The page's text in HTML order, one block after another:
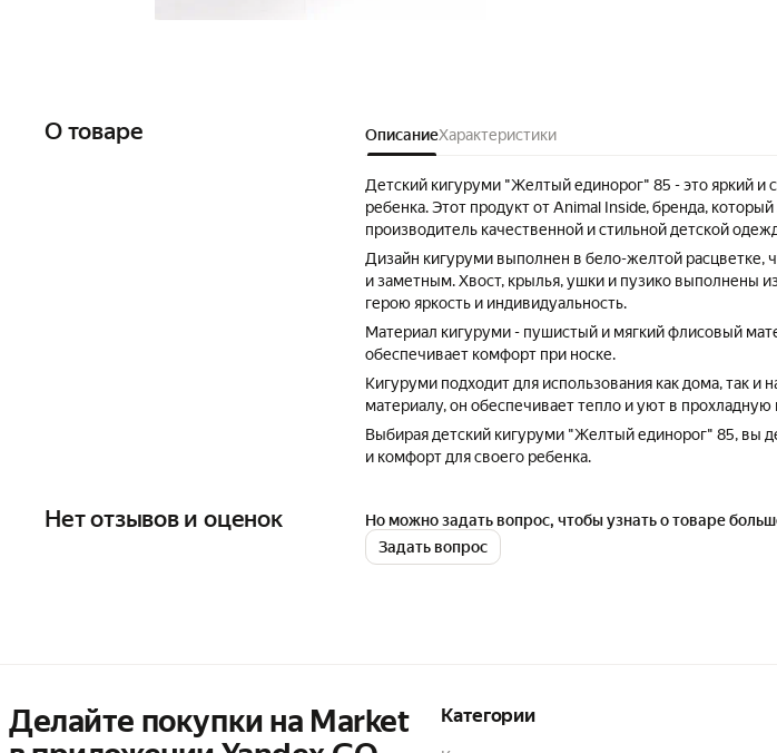
О товаре ОписаниеХарактеристики
Детский кигуруми "Желтый единорог" 85 - это яркий и
ребенка. Этот продукт от Animal Inside, бренда,
производитель качественной и стильной детской
Дизайн кигуруми выполнен в бело-желтой расцветке,
и заметным. Хвост, крылья, ушки и пузико выполнены
герою яркость и индивидуальность.
Материал кигуруми - пушистый и мягкий флисовый
обеспечивает комфорт при носке.
Кигуруми подходит для использования как дома, так и
материалу, он обеспечивает тепло и уют в прохладную
Выбирая детский кигуруми "Желтый единорог" 85, вы
и комфорт для своего ребенка.
Нет отзывов и оценок
Но можно задать вопрос, чтобы узнать о товаре
Задать вопрос
Делайте покупки на Market
Категории